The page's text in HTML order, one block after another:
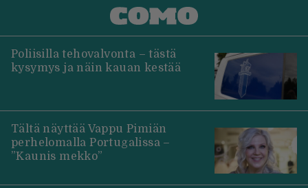
Poliisilla tehovalvonta – tästä
kysymys ja näin kauan kestää
Tältä näyttää Vappu Pimiän
perhelomalla Portugalissa –
”Kaunis mekko”